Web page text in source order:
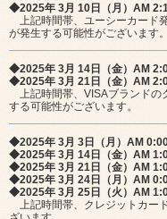
◆2025年 3月 10日（月）AM
上記時間帯、ユーシーカード
が発生する可能性がございます。
◆2025年 3月 14日（金）AM
◆2025年 3月 21日（金）AM
上記時間帯、VISAブランドの
する可能性がございます。
◆2025年 3月 3日（月）AM
◆2025年 3月 14日（金）AM
◆2025年 3月 21日（金）AM
◆2025年 3月 24日（月）AM
◆2025年 3月 25日（火）AM
上記時間帯、クレジットカー